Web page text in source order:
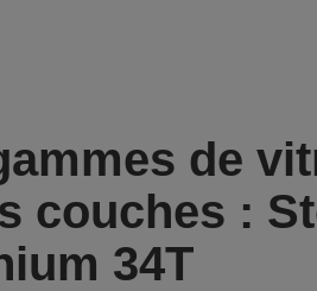
de
couches :
34T